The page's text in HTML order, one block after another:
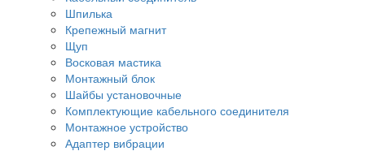
Шпилька
Крепежный магнит
Щуп
Восковая мастика
Монтажный блок
Шайбы установочные
Комплектующие кабельного соединителя
Монтажное устройство
Адаптер вибрации